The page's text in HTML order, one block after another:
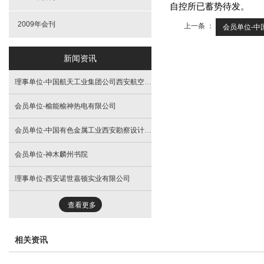
自控所已蓄势待发。
上一条 ： 会员单位-中
2009年会刊
新闻资讯
理事单位-中国航天工业集团公司西安航空计算技术研究所
会员单位-榆能榆神热电有限公司
会员单位-中国有色金属工业西安勘察设计研究院有限公司
会员单位-神木麟州书院
理事单位-西安诺世嘉顿实业有限公司
查看更多
相关资讯